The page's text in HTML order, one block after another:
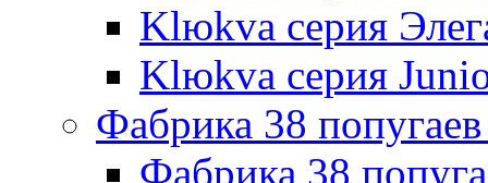
Klюkva серия
Klюkva серия
Фабрика 38
Фабрика 38